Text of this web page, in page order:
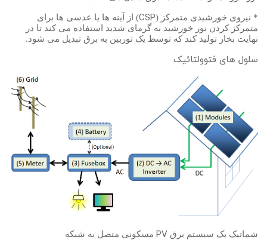
* نیروی خورشیدی متمرکز (CSP) از آینه ها یا عدسی ها برای
متمرکز کردن نور خورشید به گرمای شدید استفاده می کند تا در
نهایت بخار تولید کند که توسط یک توربین به برق تبدیل می شود.
سلول های فتوولتائیک
شماتیک یک سیستم برق PV مسکونی متصل به شبکه